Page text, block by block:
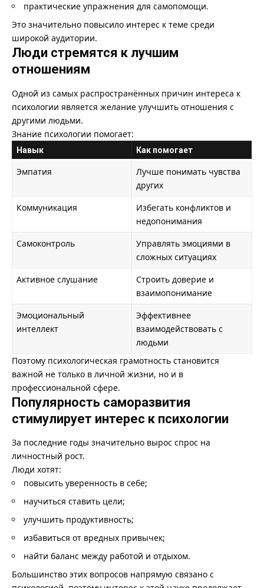
практические упражнения для самопомощи.
Это значительно повысило интерес к теме среди
широкой аудитории.
Люди стремятся к лучшим
отношениям
Одной из самых распространённых причин интереса к
психологии является желание улучшить отношения с
другими людьми.
Знание психологии помогает:
Навык Как помогает
Эмпатия
Лучше понимать чувства
других
Коммуникация
Избегать конфликтов и
недопонимания
Самоконтроль
Управлять эмоциями в
сложных ситуациях
Активное слушание
Строить доверие и
взаимопонимание
Эмоциональный
интеллект
Эффективнее
взаимодействовать с
людьми
Поэтому психологическая грамотность становится
важной не только в личной жизни, но и в
профессиональной сфере.
Популярность саморазвития
стимулирует интерес к психологии
За последние годы значительно вырос спрос на
личностный рост.
Люди хотят:
повысить уверенность в себе;
научиться ставить цели;
улучшить продуктивность;
избавиться от вредных привычек;
найти баланс между работой и отдыхом.
Большинство этих вопросов напрямую связано с